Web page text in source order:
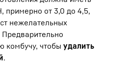
примерно от 3,0 до 4,5,
нежелательных
комбучу, чтобы удалить
.